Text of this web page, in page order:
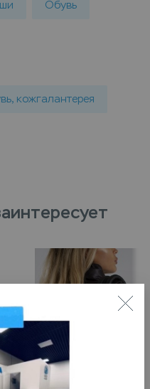
Обувь
кожгалантерея